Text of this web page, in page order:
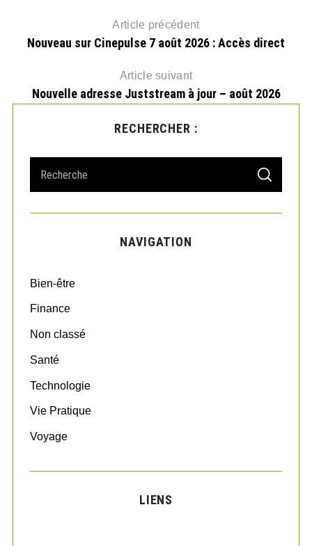
Article précédent
Nouveau sur Cinepulse 7 août 2026 : Accès direct
Article suivant
Nouvelle adresse Juststream à jour – août 2026
RECHERCHER :
a
r
o
:
S
A
C
NAVIGATION
Bien-être
Finance
Non classé
Santé
Technologie
Vie Pratique
Voyage
LIENS